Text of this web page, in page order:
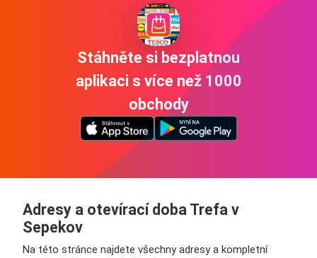
Stáhněte si bezplatnou
aplikaci s více než 1000
obchody
Adresy a otevírací doba Trefa v
Sepekov
Na této stránce najdete všechny adresy a kompletní